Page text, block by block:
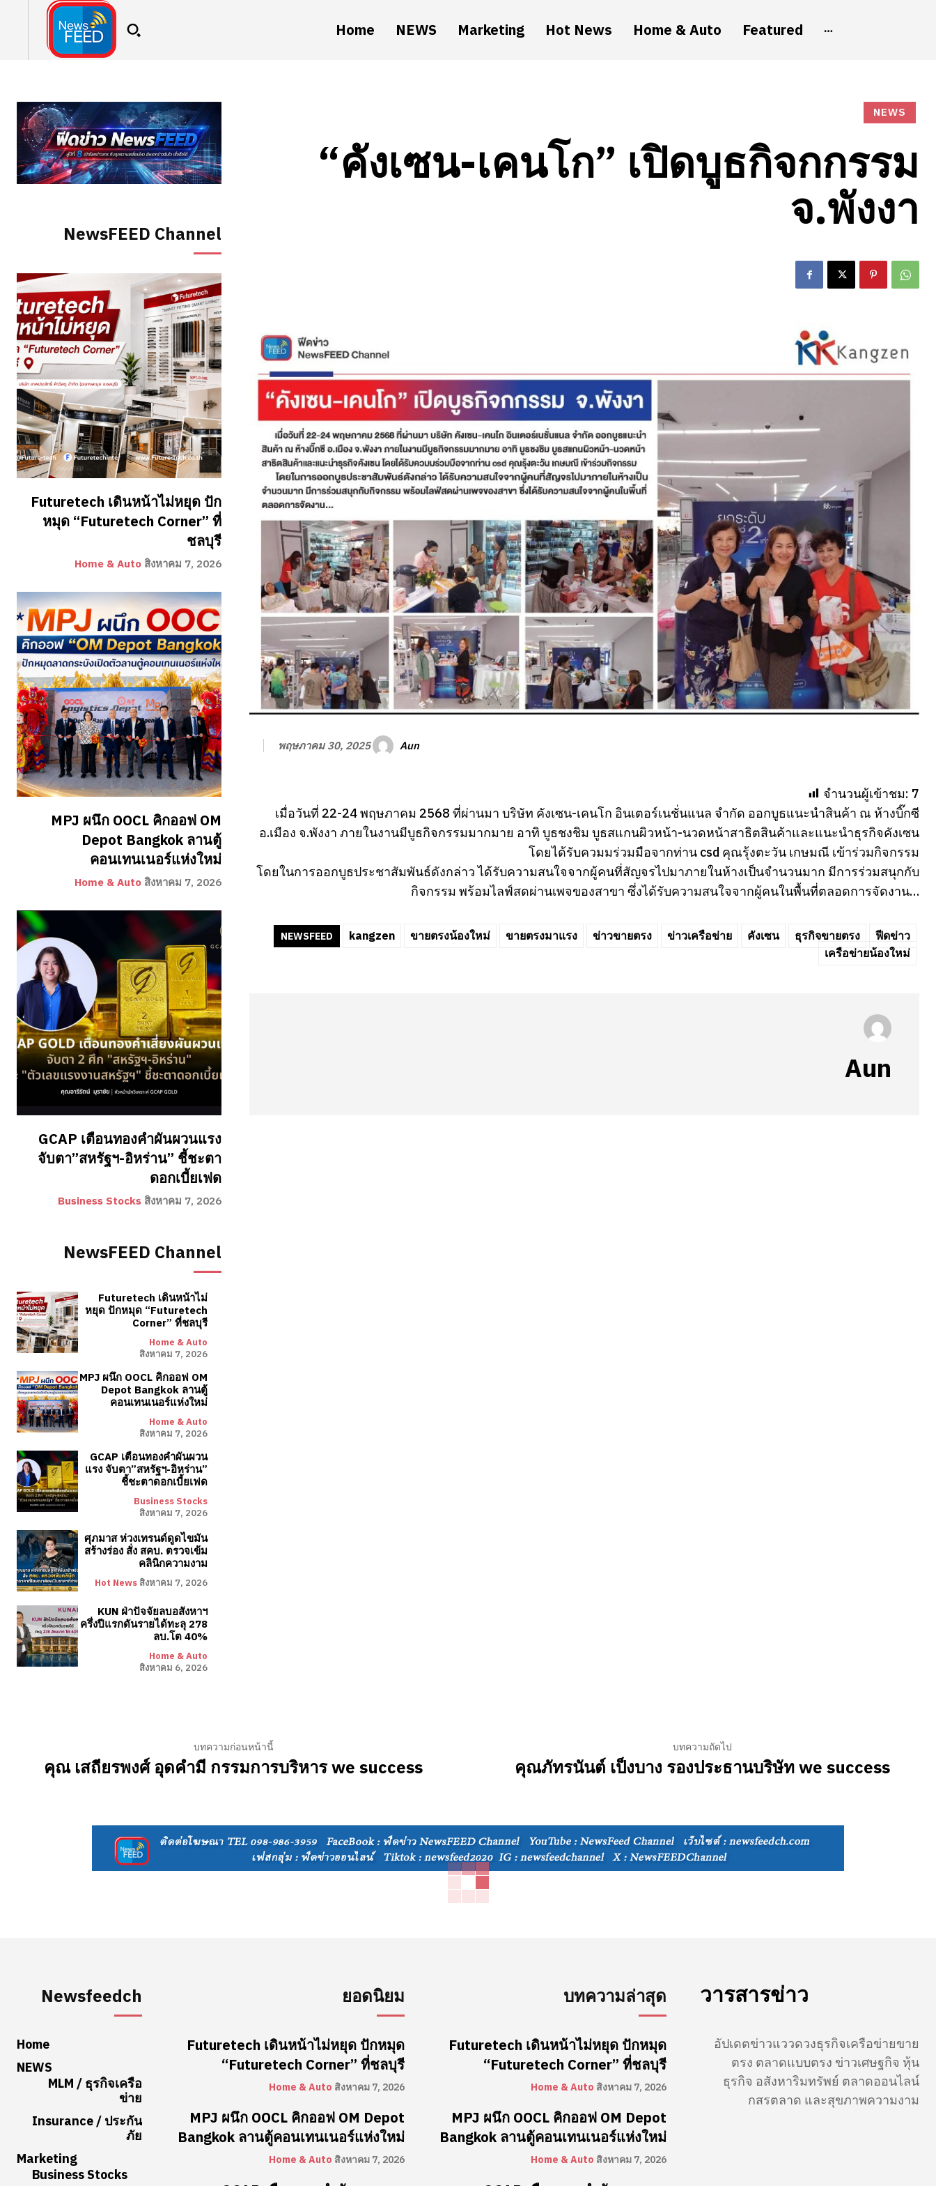
Home NEWS Marketing Hot News Home & Auto Featured
NewsFEED Channel
Futuretech เดินหน้าไม่หยุด ปัก
หมุด “Futuretech Corner” ที่
ชลบุรี
Home & Auto สิงหาคม 7, 2026
MPJ ผนึก OOCL คิกออฟ OM
Depot Bangkok ลานตู้
คอนเทนเนอร์แห่งใหม่
Home & Auto สิงหาคม 7, 2026
GCAP เตือนทองคำผันผวนแรง
จับตา”สหรัฐฯ-อิหร่าน” ชี้ชะตา
ดอกเบี้ยเฟด
Business Stocks สิงหาคม 7, 2026
NewsFEED Channel
Futuretech เดินหน้าไม่
หยุด ปักหมุด “Futuretech
Corner” ที่ชลบุรี
Home & Auto
สิงหาคม 7, 2026
MPJ ผนึก OOCL คิกออฟ OM
Depot Bangkok ลานตู้
คอนเทนเนอร์แห่งใหม่
Home & Auto
สิงหาคม 7, 2026
GCAP เตือนทองคำผันผวน
แรง จับตา”สหรัฐฯ-อิหร่าน”
ชี้ชะตาดอกเบี้ยเฟด
Business Stocks
สิงหาคม 7, 2026
ศุภมาส ห่วงเทรนด์ดูดไขมัน
สร้างร่อง สั่ง สคบ. ตรวจเข้ม
คลินิกความงาม
Hot News สิงหาคม 7, 2026
KUN ฝ่าปัจจัยลบอสังหาฯ
ครึ่งปีแรกดันรายได้ทะลุ 278
ลบ.โต 40%
Home & Auto
สิงหาคม 6, 2026
NEWS
“คังเซน-เคนโก” เปิดบูธกิจกกรรม
จ.พังงา
พฤษภาคม 30, 2025 Aun
จำนวนผู้เข้าชม: 7
เมื่อวันที่ 22-24 พฤษภาคม 2568 ที่ผ่านมา บริษัท คังเซน-เคนโก อินเตอร์เนชั่นแนล จำกัด ออกบูธแนะนำสินค้า ณ ห้างบิ๊กซี
อ.เมือง จ.พังงา ภายในงานมีบูธกิจกรรมมากมาย อาทิ บูธชงชิม บูธสแกนผิวหน้า-นวดหน้าสาธิตสินค้าและแนะนำธุรกิจคังเซน
โดยได้รับควมมร่วมมือจากท่าน csd คุณรุ้งตะวัน เกษมณี เข้าร่วมกิจกรรม
โดยในการออกบูธประชาสัมพันธ์ดังกล่าว ได้รับความสนใจจากผู้คนที่สัญจรไปมาภายในห้างเป็นจำนวนมาก มีการร่วมสนุกกับ
กิจกรรม พร้อมไลฟ์สดผ่านเพจของสาขา ซึ่งได้รับความสนใจจากผู้คนในพื้นที่ตลอดการจัดงาน…
NEWSFEED kangzen ขายตรงน้องใหม่ ขายตรงมาแรง ข่าวขายตรง ข่าวเครือข่าย คังเซน ธุรกิจขายตรง
ฟีดข่าว
เครือข่ายน้องใหม่
Aun
บทความก่อนหน้านี้
คุณ เสถียรพงศ์ อุดคำมี กรรมการบริหาร we success
บทความถัดไป
คุณภัทรนันต์ เป็งบาง รองประธานบริษัท we success
Newsfeedch
Home
NEWS
MLM / ธุรกิจเครือ
ข่าย
Insurance / ประกัน
ภัย
Marketing
Business Stocks
ยอดนิยม
Futuretech เดินหน้าไม่หยุด ปักหมุด
“Futuretech Corner” ที่ชลบุรี
Home & Auto สิงหาคม 7, 2026
MPJ ผนึก OOCL คิกออฟ OM Depot
Bangkok ลานตู้คอนเทนเนอร์แห่งใหม่
Home & Auto สิงหาคม 7, 2026
บทความล่าสุด
Futuretech เดินหน้าไม่หยุด ปักหมุด
“Futuretech Corner” ที่ชลบุรี
Home & Auto สิงหาคม 7, 2026
MPJ ผนึก OOCL คิกออฟ OM Depot
Bangkok ลานตู้คอนเทนเนอร์แห่งใหม่
Home & Auto สิงหาคม 7, 2026
วารสารข่าว
อัปเดตข่าวแววดวงธุรกิจเครือข่ายขาย
ตรง ตลาดแบบตรง ข่าวเศษฐกิจ หุ้น
ธุรกิจ อสังหาริมทรัพย์ ตลาดออนไลน์
กสรตลาด และสุขภาพความงาม